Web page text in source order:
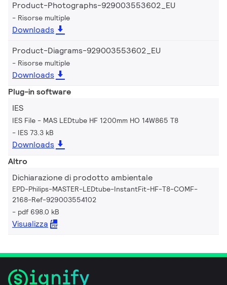
Product-Photographs-929003553602_EU
Risorse multiple
Downloads
Product-Diagrams-929003553602_EU
Risorse multiple
Downloads
Plug-in software
IES
IES File - MAS LEDtube HF 1200mm HO 14W865 T8
IES 73.3 kB
Downloads
Altro
Dichiarazione di prodotto ambientale
EPD-Philips-MASTER-LEDtube-InstantFit-HF-T8-COMF-
2168-Ref-929003554102
pdf 698.0 kB
Visualizza